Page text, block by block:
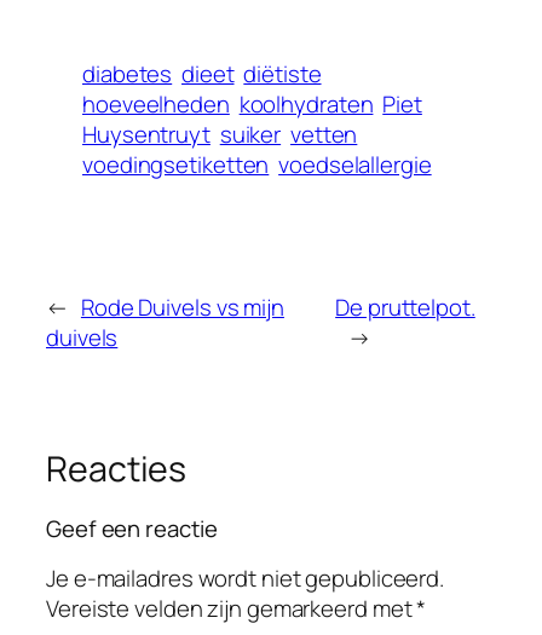
diabetes dieet diëtiste
hoeveelheden koolhydraten Piet
Huysentruyt suiker vetten
voedingsetiketten voedselallergie
← Rode Duivels vs mijn
duivels
De pruttelpot.
→
Reacties
Geef een reactie
Je e-mailadres wordt niet gepubliceerd.
Vereiste velden zijn gemarkeerd met*